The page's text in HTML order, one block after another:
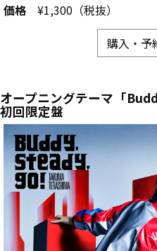
価格
¥1,300（税抜）
購入・予
オープニングテーマ「
初回限定盤